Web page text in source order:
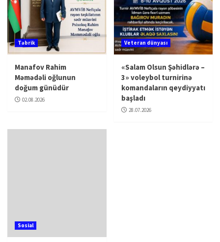
Təbrik
Manafov Rahim
Məmədəli oğlunun
doğum günüdür
02.08.2026
Veteran dünyası
«Salam Olsun Şəhidlərə –
3» voleybol turnirinə
komandaların qeydiyyatı
başladı
28.07.2026
Sosial